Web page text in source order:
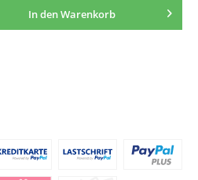
In denWarenkorb